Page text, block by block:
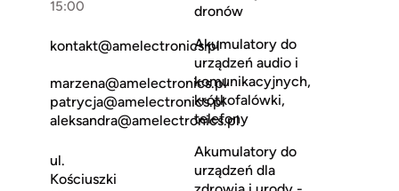
15:00
kontakt@amelectronics.pl
marzena@amelectronics.pl
patrycja@amelectronics.pl
aleksandra@amelectronics.pl
ul.
Kościuszki
dronów
Akumulatory do
urządzeń audio i
komunikacyjnych,
krótkofalówki,
telefony
Akumulatory do
urządzeń dla